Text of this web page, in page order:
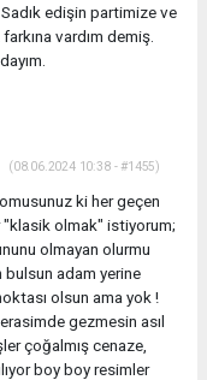
edişin partimize ve
vardım demiş.
(08.06.2024 10:38 - #1455)
ki her geçen
"klasik olmak" istiyorum;
olmayan olurmu
adam yerine
olsun ama yok !
gezmesin asıl
çoğalmış cenaze,
boy boy resimler